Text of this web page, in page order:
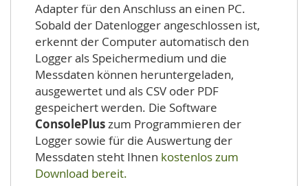
Adapter für den Anschluss an einen PC.
Sobald der Datenlogger angeschlossen ist,
erkennt der Computer automatisch den
Logger als Speichermedium und die
Messdaten können heruntergeladen,
ausgewertet und als CSV oder PDF
gespeichert werden. Die Software
ConsolePluszum Programmieren der
Logger sowie für die Auswertung der
Messdaten steht Ihnen kostenlos zum
Download bereit.